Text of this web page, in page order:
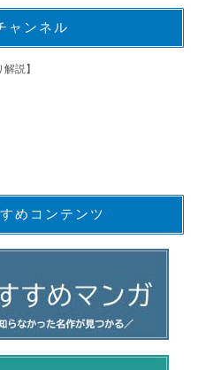
ャンネル
めコンテンツ